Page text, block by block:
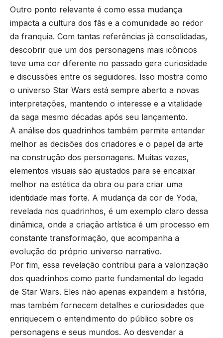
Outro ponto relevante é como essa mudança
impacta a cultura dos fãs e a comunidade ao redor
da franquia. Com tantas referências já consolidadas,
descobrir que um dos personagens mais icônicos
teve uma cor diferente no passado gera curiosidade
e discussões entre os seguidores. Isso mostra como
o universo Star Wars está sempre aberto a novas
interpretações, mantendo o interesse e a vitalidade
da saga mesmo décadas após seu lançamento.
A análise dos quadrinhos também permite entender
melhor as decisões dos criadores e o papel da arte
na construção dos personagens. Muitas vezes,
elementos visuais são ajustados para se encaixar
melhor na estética da obra ou para criar uma
identidade mais forte. A mudança da cor de Yoda,
revelada nos quadrinhos, é um exemplo claro dessa
dinâmica, onde a criação artística é um processo em
constante transformação, que acompanha a
evolução do próprio universo narrativo.
Por fim, essa revelação contribui para a valorização
dos quadrinhos como parte fundamental do legado
de Star Wars. Eles não apenas expandem a história,
mas também fornecem detalhes e curiosidades que
enriquecem o entendimento do público sobre os
personagens e seus mundos. Ao desvendar a